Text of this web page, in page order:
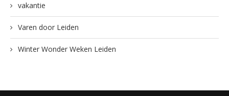
vakantie
Varen door Leiden
Winter Wonder Weken Leiden